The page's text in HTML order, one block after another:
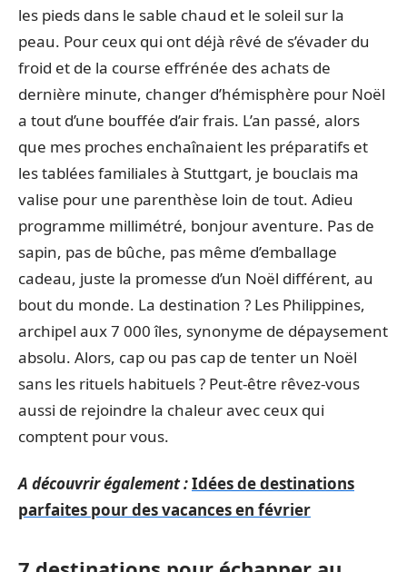
les pieds dans le sable chaud et le soleil sur la
peau. Pour ceux qui ont déjà rêvé de s’évader du
froid et de la course effrénée des achats de
dernière minute, changer d’hémisphère pour Noël
a tout d’une bouffée d’air frais. L’an passé, alors
que mes proches enchaînaient les préparatifs et
les tablées familiales à Stuttgart, je bouclais ma
valise pour une parenthèse loin de tout. Adieu
programme millimétré, bonjour aventure. Pas de
sapin, pas de bûche, pas même d’emballage
cadeau, juste la promesse d’un Noël différent, au
bout du monde. La destination ? Les Philippines,
archipel aux 7 000 îles, synonyme de dépaysement
absolu. Alors, cap ou pas cap de tenter un Noël
sans les rituels habituels ? Peut-être rêvez-vous
aussi de rejoindre la chaleur avec ceux qui
comptent pour vous.
A découvrir également :Idées de destinations
parfaites pour des vacances en février